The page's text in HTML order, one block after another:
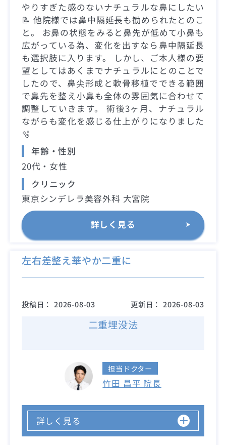
やりすぎた感のないナチュラルな鼻にしたい
📝 他院様では鼻中隔延長も勧められたとのこ
と。 お鼻の状態をみると鼻先が低めて小鼻も
広がっている為、変化を出すなら鼻中隔延長
も選択肢に入ります。 しかし、ご本人様の要
望としてはあくまでナチュラルにとのことで
したので、鼻尖形成と軟骨移植でできる範囲
で鼻先を整え小鼻も全体の雰囲気に合わせて
調整していきます。 術後3ヶ月、ナチュラル
ながらも変化を感じる仕上がりになりました
🫧
年齢・性別
20代・女性
クリニック
東京シンデレラ美容外科 大宮院
詳しく見る
左右差整え華やか二重に
投稿日： 2026-08-03 更新日： 2026-08-03
二重埋没法
担当ドクター
竹田 昌平 院長
詳しく見る